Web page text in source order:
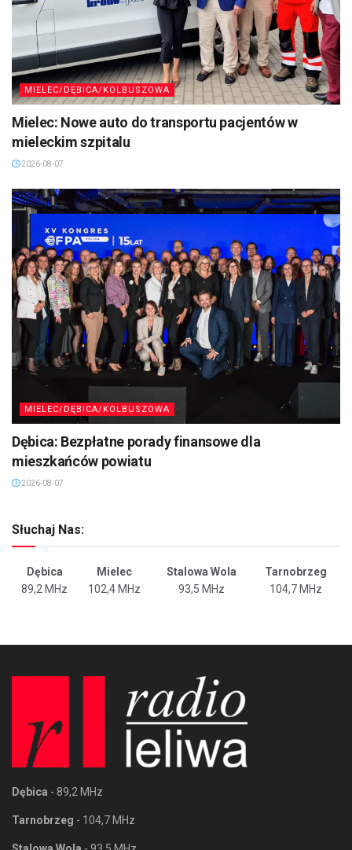
MIELEC/DĘBICA/KOLBUSZOWA
Mielec: Nowe auto do transportu pacjentów w
mieleckim szpitalu
2026-08-07
MIELEC/DĘBICA/KOLBUSZOWA
Dębica: Bezpłatne porady finansowe dla
mieszkańców powiatu
2026-08-07
Słuchaj Nas:
Dębica Mielec Stalowa Wola
Tarnobrzeg
89,2 MHz
102,4 MHz 93,5 MHz 104,7 MHz
Dębica - 89,2 MHz
Tarnobrzeg - 104,7 MHz